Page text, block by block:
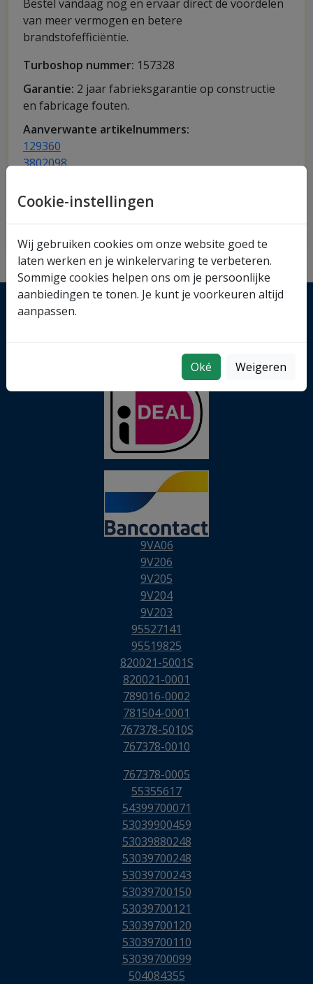
Cookie-instellingen
Wij gebruiken cookies om onze website goed te
laten werken en je winkelervaring te verbeteren.
Sommige cookies helpen ons om je persoonlijke
aanbiedingen te tonen. Je kunt je voorkeuren altijd
aanpassen.
Oké Weigeren
Bestel vandaag nog en ervaar direct de voordelen
van meer vermogen en betere
brandstofefficiëntie.
Turboshop nummer: 157328
Garantie: 2 jaar fabrieksgarantie op constructie
en fabricage fouten.
Aanverwante artikelnummers:
129360
3802098
9VA06
9V206
9V205
9V204
9V203
95527141
95519825
820021-5001S
820021-0001
789016-0002
781504-0001
767378-5010S
767378-0010
767378-0005
55355617
54399700071
53039900459
53039880248
53039700248
53039700243
53039700150
53039700121
53039700120
53039700110
53039700099
504084355